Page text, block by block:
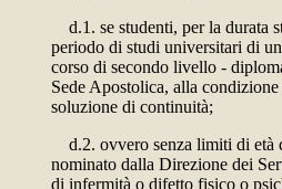
d.1. se studenti, per la durata
periodo di studi universitari di
corso di secondo livello -
Sede Apostolica, alla
soluzione di continuità;
d.2. ovvero senza limiti di età
nominato dalla Direzione dei
di infermità o difetto fisico o